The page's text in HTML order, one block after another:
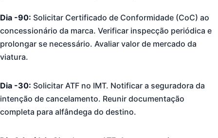
Dia -90: Solicitar Certificado de Conformidade (CoC) ao
concessionário da marca. Verificar inspecção periódica e
prolongar se necessário. Avaliar valor de mercado da
viatura.
Dia -30: Solicitar ATF no IMT. Notificar a seguradora da
intenção de cancelamento. Reunir documentação
completa para alfândega do destino.